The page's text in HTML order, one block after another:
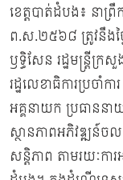
ខេត្តបាត់ដំបង៖ នាព្រឹ
ព.ស.២៥៦៨ ត្រូវនឹងថ្
ឫទ្ធិសែន រដ្ឋមន្រ្ដី
រដ្ឋលេខាធិការប្រចាំក
អគ្គនាយក ប្រធានន
ស្ថានភាពអភិវឌ្ឍន៍ច
សន្តិភាព តាមរយៈក